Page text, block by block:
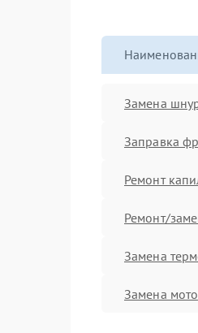
Замена
Заправка
Ремонт
Ремонт/
Замена
Замена